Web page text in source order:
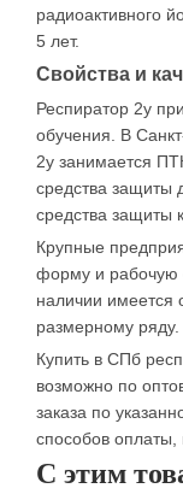
радиоактивного
5 лет.
Свойства и
Респиратор 2у
обучения. В
2у занимается
средства защиты
средства защиты
Крупные
форму и рабочую
наличии имеется
размерному ряду.
Купить в СПб
возможно по
заказа по
способов оплаты,
С этим